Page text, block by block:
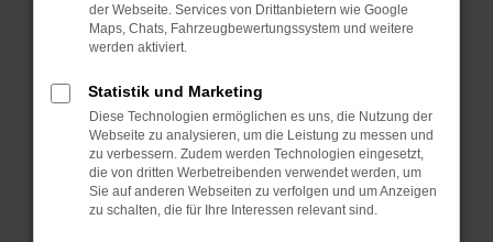
Laden andere Webseiten, zum
Beispiel deine Suchmaschine?
Prüfe deine
Browsererweiterungen.
Manche Erweiterungen, wie
Werbeblocker, können das
Laden bestimmter Seiten
der Webseite. Services von Drittanbietern wie Google
Maps, Chats, Fahrzeugbewertungssystem und weitere
werden aktiviert.
Statistik und Marketing
Diese Technologien ermöglichen es uns, die Nutzung der
Webseite zu analysieren, um die Leistung zu messen und
zu verbessern. Zudem werden Technologien eingesetzt,
die von dritten Werbetreibenden verwendet werden, um
Sie auf anderen Webseiten zu verfolgen und um Anzeigen
zu schalten, die für Ihre Interessen relevant sind.